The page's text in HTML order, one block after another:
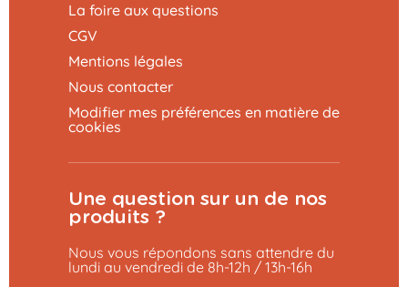
La foire aux questions
CGV
Mentions légales
Nous contacter
Modifier mes préférences en matière de
cookies
Une question sur un de nos
produits ?
Nous vous répondons sans attendre du
lundi au vendredi de 8h-12h / 13h-16h